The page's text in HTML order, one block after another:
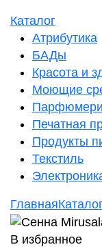
Каталог
Атрибутика
БАДы
Красота и
Моющие
Печатная
Продукты
Текстиль
ГлавнаяКаталог
В избранное